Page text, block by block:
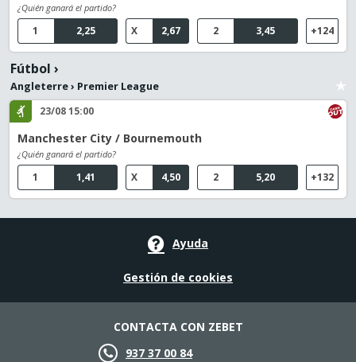
¿Quién ganará el partido?
2,25
1 2,67
X 3,45
2 +124
Fútbol ›
Angleterre› Premier League
23/08 15:00
Manchester City / Bournemouth
¿Quién ganará el partido?
1,41
1 4,50
X 5,20
2 +132
Ayuda
Gestión de cookies
CONTACTA CON ZEBET
937 37 00 84